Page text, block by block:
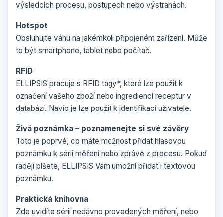
výsledcích procesu, postupech nebo výstrahách.
Hotspot
Obsluhujte váhu na jakémkoli připojeném zařízení. Může
to být smartphone, tablet nebo počítač.
RFID
ELLIPSIS pracuje s RFID tagy*, které lze použít k
označení vašeho zboží nebo ingrediencí receptur v
databázi. Navíc je lze použít k identifikaci uživatele.
Živá poznámka – poznamenejte si své závěry
Toto je poprvé, co máte možnost přidat hlasovou
poznámku k sérii měření nebo zprávě z procesu. Pokud
raději píšete, ELLIPSIS Vám umožní přidat i textovou
poznámku.
Praktická knihovna
Zde uvidíte sérii nedávno provedených měření, nebo